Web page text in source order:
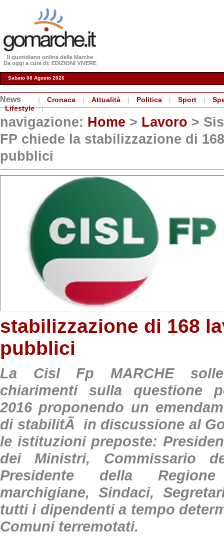
Il quotidiano online delle Marche
Da oggi a cura di: EDIZIONI VIVERE
Sabato 08 Agosto 2026
News | Cronaca | Attualità | Politica | Sport |
Lifestyle
|
navigazione: Home > Lavoro >
FP chiede la stabilizzazione di
pubblici
stabilizzazione di 168
pubblici
La Cisl Fp MARCHE
chiarimenti sulla questione
2016 proponendo un
di stabilitÃ in discussione al
le istituzioni preposte:
dei Ministri, Commissario
Presidente della
marchigiane, Sindaci,
tutti i dipendenti a tempo
Comuni terremotati.